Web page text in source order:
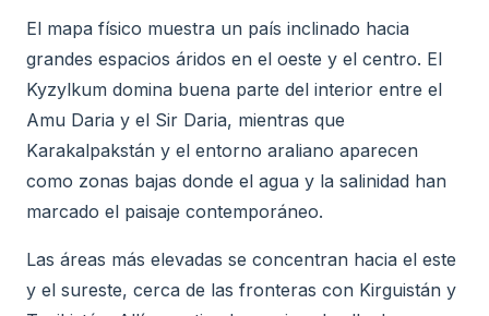
El mapa físico muestra un país inclinado hacia
grandes espacios áridos en el oeste y el centro. El
Kyzylkum domina buena parte del interior entre el
Amu Daria y el Sir Daria, mientras que
Karakalpakstán y el entorno araliano aparecen
como zonas bajas donde el agua y la salinidad han
marcado el paisaje contemporáneo.
Las áreas más elevadas se concentran hacia el este
y el sureste, cerca de las fronteras con Kirguistán y